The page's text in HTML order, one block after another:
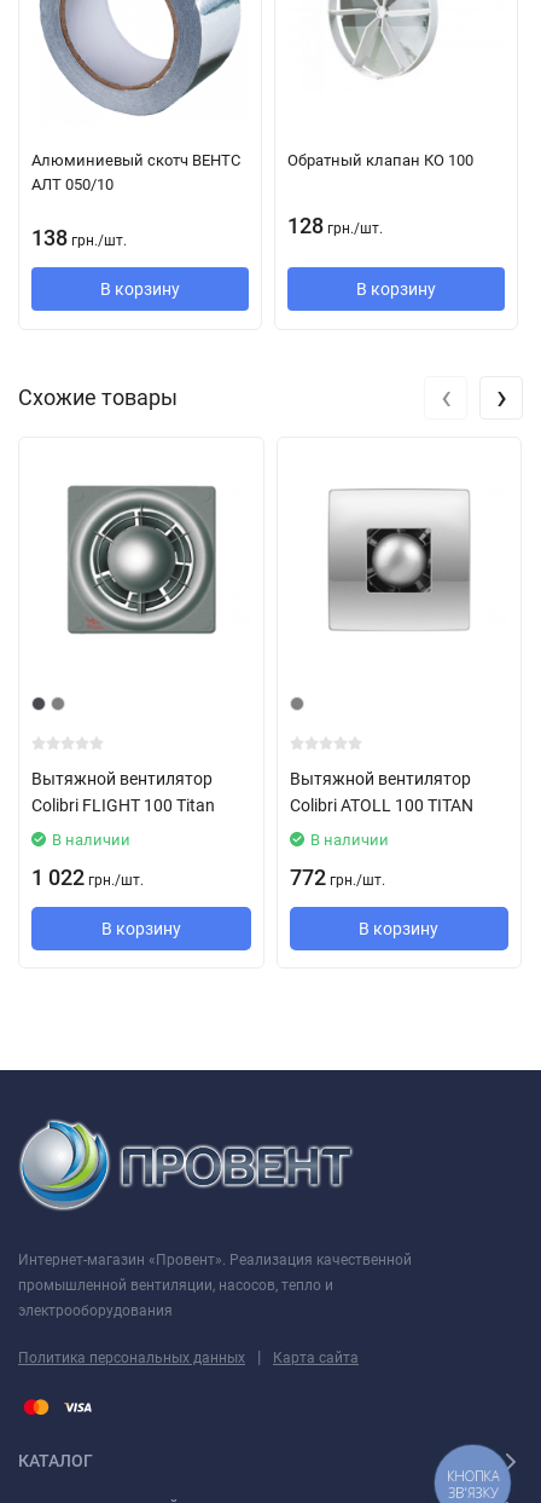
временем срабатывания от 2 до 30 минут и датчиком
влажности с порогом срабатывания от 60% до 90%.
Atoll 100TP- модель оснащена регулируемым таймером с
временем срабатывания от 2 до 30 минут и датчиком
движения.
Алюминиевый скотч ВЕНТС
АЛТ 050/10
138 грн./шт.
В корзину
Обратный клапан КО 100
128 грн./шт.
В корзину
Схожие товары
Вытяжной вентилятор
Colibri FLIGHT 100 Titan
В наличии
1 022 грн./шт.
В корзину
Вытяжной вентилятор
Colibri ATOLL 100 TITAN
В наличии
772 грн./шт.
В корзину
‹ ›
Интернет-магазин «Провент». Реализация качественной
промышленной вентиляции, насосов, тепло и
электрооборудования
Политика персональных данных | Карта сайта
КАТАЛОГ
КНОПКА
ЗВ'ЯЗКУ